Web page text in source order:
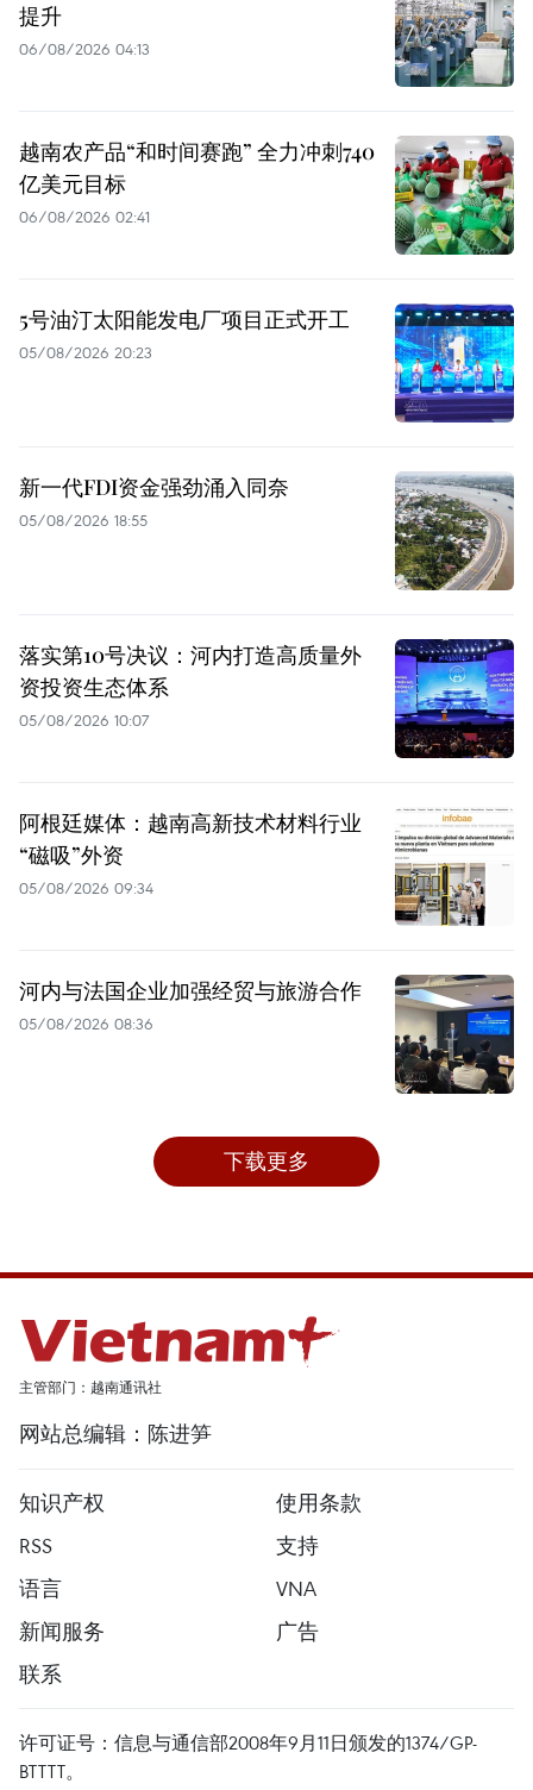
提升
06/08/2026 04:13
越南农产品“和时间赛跑” 全力冲刺740
亿美元目标
06/08/2026 02:41
5号油汀太阳能发电厂项目正式开工
05/08/2026 20:23
新一代FDI资金强劲涌入同奈
05/08/2026 18:55
落实第10号决议：河内打造高质量外
资投资生态体系
05/08/2026 10:07
阿根廷媒体：越南高新技术材料行业
“磁吸”外资
05/08/2026 09:34
河内与法国企业加强经贸与旅游合作
05/08/2026 08:36
下载更多
主管部门：越南通讯社
网站总编辑：陈进笋
知识产权
使用条款
RSS
支持
语言
VNA
新闻服务
广告
联系
许可证号：信息与通信部2008年9月11日颁发的1374/GP-
BTTTT。